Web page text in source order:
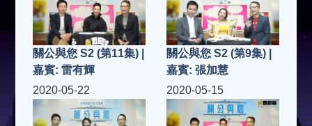
關公與您 S2 (第11集) |
嘉賓: 雷有輝
關公與您 S2 (第9集) |
嘉賓: 張加慧
2020-05-22
2020-05-15